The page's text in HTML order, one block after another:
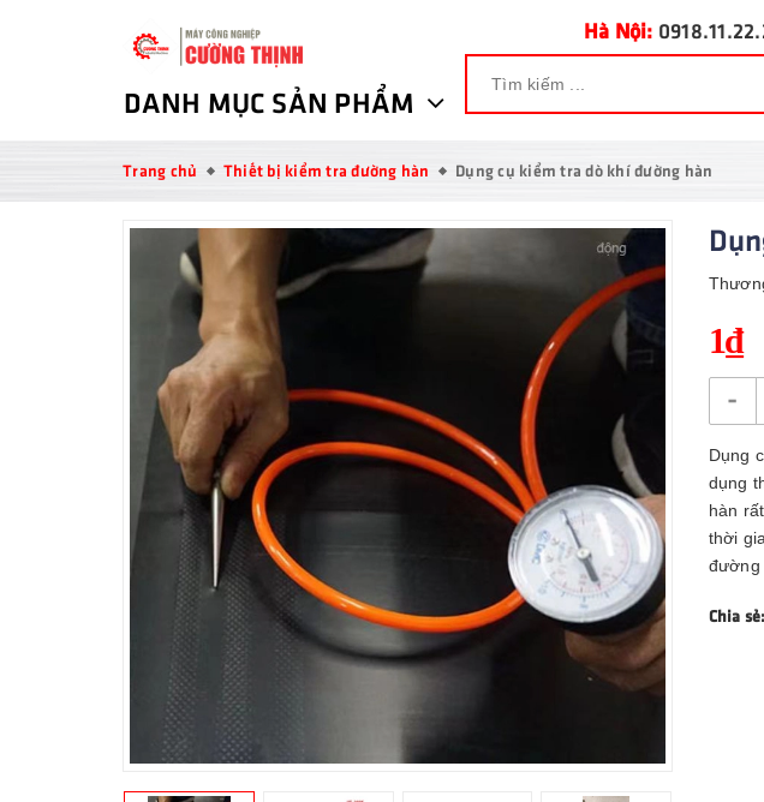
DANH MỤC SẢN PHẨM
Hà Nội:
Trang chủ Thiết bị kiểm tra đường hàn Dụng cụ kiểm tra dò khí đường hàn
1₫
-
Dụng
dụng
hàn
thời
Chia sẻ: